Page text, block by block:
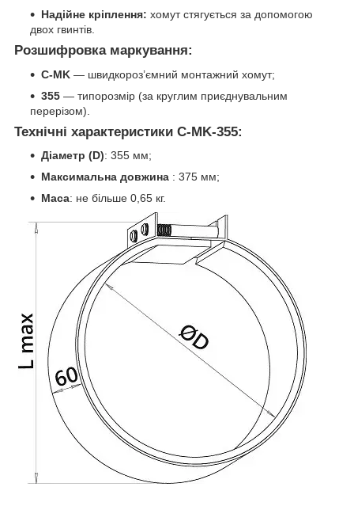
Надійне кріплення: хомут стягується за допомогою
двох гвинтів.
Розшифровка маркування:
C-MK — швидкороз’ємний монтажний хомут;
355 — типорозмір (за круглим приєднувальним
перерізом).
Технічні характеристики C-MK-355:
Діаметр (D): 355 мм;
Максимальна довжина : 375 мм;
Маса: не більше 0,65 кг.